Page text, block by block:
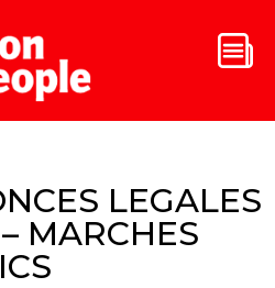
LEGALES
MARCHES